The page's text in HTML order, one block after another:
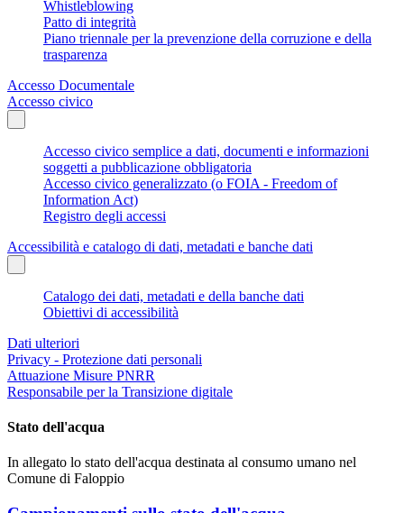
Whistleblowing
Patto di integrità
Piano triennale per la prevenzione della corruzione e della
trasparenza
Accesso Documentale
Accesso civico
Accesso civico semplice a dati, documenti e informazioni
soggetti a pubblicazione obbligatoria
Accesso civico generalizzato (o FOIA - Freedom of
Information Act)
Registro degli accessi
Accessibilità e catalogo di dati, metadati e banche dati
Catalogo dei dati, metadati e della banche dati
Obiettivi di accessibilità
Dati ulteriori
Privacy - Protezione dati personali
Attuazione Misure PNRR
Responsabile per la Transizione digitale
Stato dell'acqua
In allegato lo stato dell'acqua destinata al consumo umano nel
Comune di Faloppio